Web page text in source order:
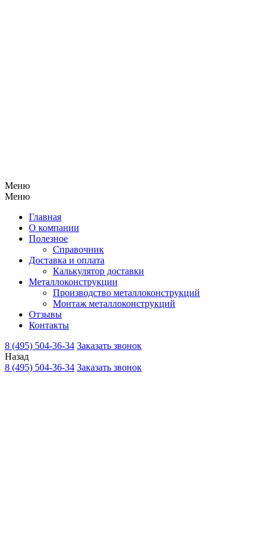
Меню
Меню
Главная
О компании
Полезное
Справочник
Доставка и оплата
Калькулятор доставки
Металлоконструкции
Производство металлоконструкций
Монтаж металлоконструкций
Отзывы
Контакты
8 (495) 504-36-34 Заказать звонок
Назад
8 (495) 504-36-34 Заказать звонок